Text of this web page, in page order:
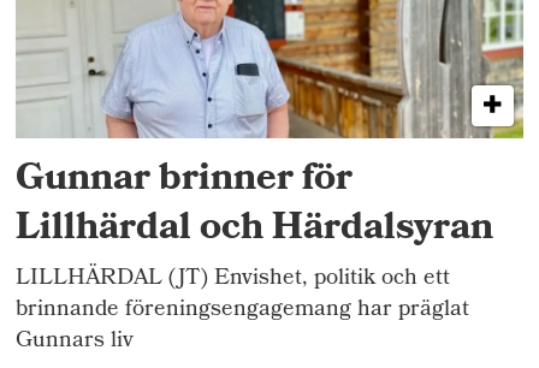
Gunnar brinner för
Lillhärdal och Härdalsyran
LILLHÄRDAL (JT) Envishet, politik och ett
brinnande föreningsengagemang har präglat
Gunnars liv